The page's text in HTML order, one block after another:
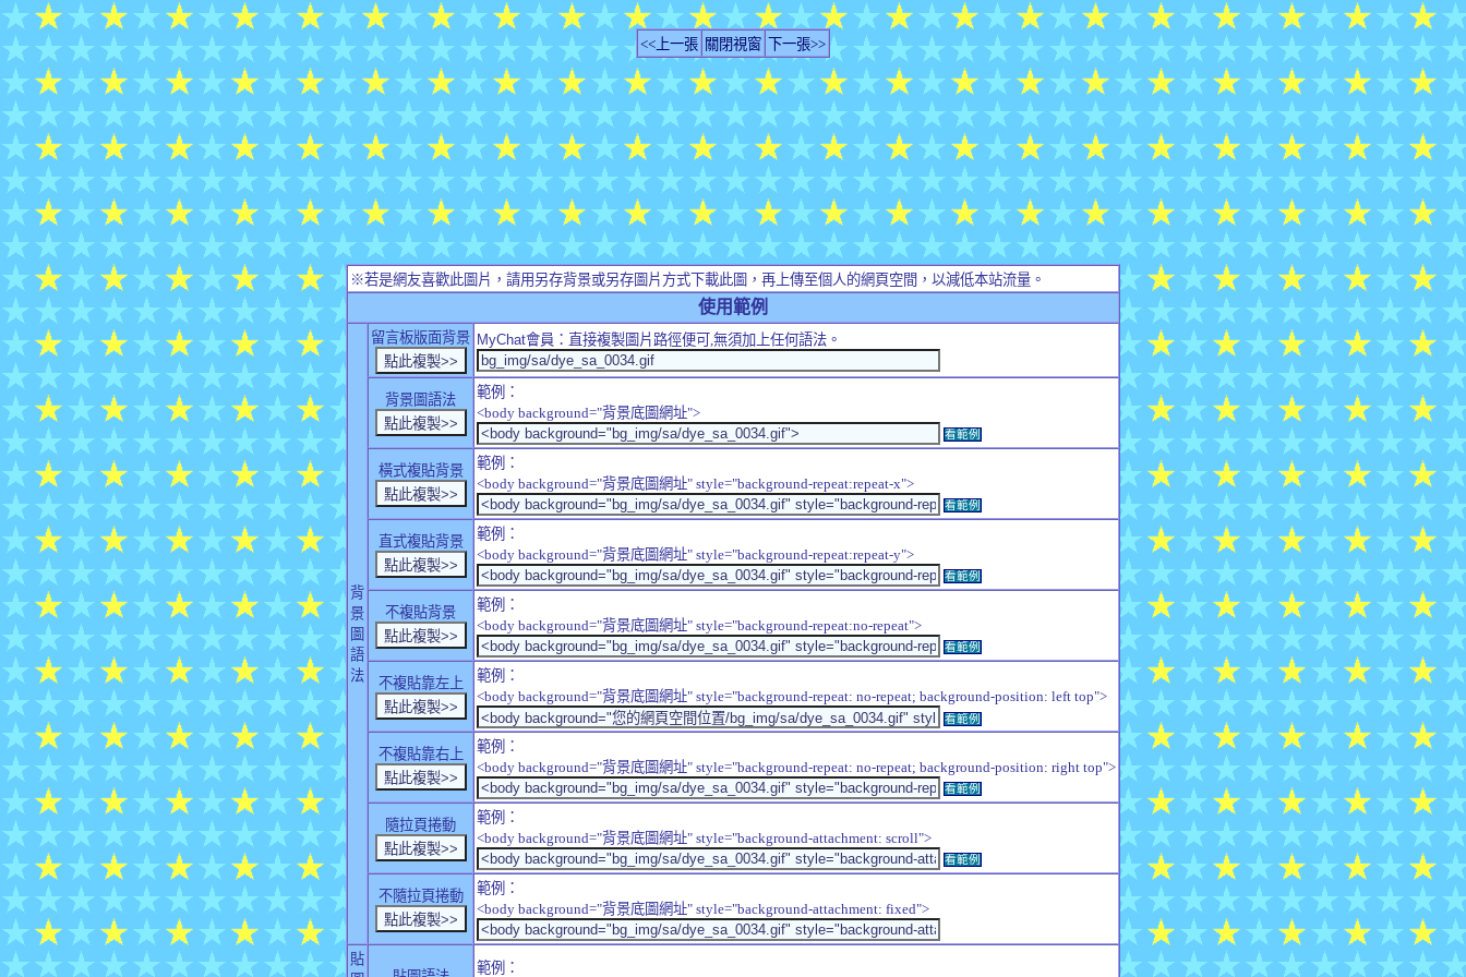
<<上一張 關閉視窗 下一張>>
※若是網友喜歡此圖片，請用另存背景或另存圖片方式下載此圖，再上傳至個人的網頁空間，以減低本站流量。
使用範例
背
景
圖
語
法
留言板版面背景 MyChat會員：直接複製圖片路徑便可,無須加上任何語法。
背景圖語法
範例：
<body background="背景底圖網址">
看範例
橫式複貼背景
範例：
<body background="背景底圖網址" style="background-repeat:repeat-x">
看範例
直式複貼背景
範例：
<body background="背景底圖網址" style="background-repeat:repeat-y">
看範例
不複貼背景
範例：
<body background="背景底圖網址" style="background-repeat:no-repeat">
看範例
不複貼靠左上
範例：
<body background="背景底圖網址" style="background-repeat: no-repeat; background-position: left top">
看範例
不複貼靠右上
範例：
<body background="背景底圖網址" style="background-repeat: no-repeat; background-position: right top">
看範例
隨拉頁捲動
範例：
<body background="背景底圖網址" style="background-attachment: scroll">
看範例
不隨拉頁捲動
範例：
<body background="背景底圖網址" style="background-attachment: fixed">
貼
範例：